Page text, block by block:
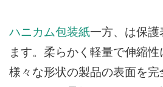
ハニカム包装紙一方、は保護
ます。柔らかく軽量で伸縮性
様々な形状の製品の表面を